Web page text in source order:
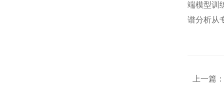
端模型训
谱分析从
上一篇：